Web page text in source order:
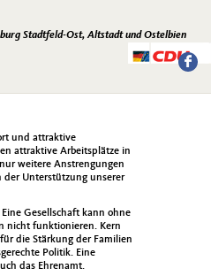
Stadtfeld-Ost, Altstadt und Ostelbien
und attraktive
attraktive Arbeitsplätze in
weitere Anstrengungen
der Unterstützung unserer
Gesellschaft kann ohne
nicht funktionieren. Kern
die Stärkung der Familien
Politik. Eine
das Ehrenamt.